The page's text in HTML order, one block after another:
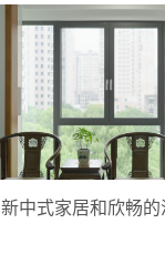
新中式家居和欣畅的